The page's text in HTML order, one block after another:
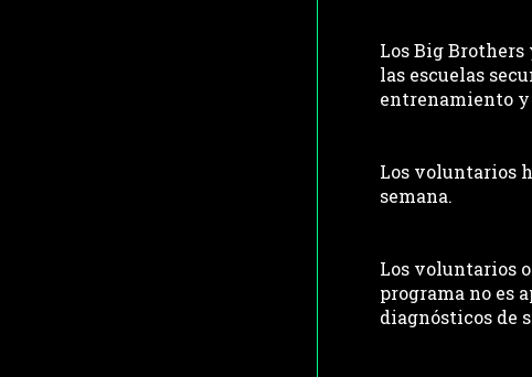
Los Big
las escuelas
entrenamiento y
Los voluntarios
semana.
Los voluntarios
programa no es
diagnósticos de